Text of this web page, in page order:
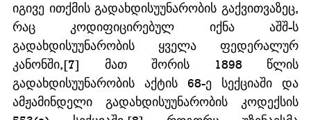
იგივე ითქმის გადახდისუუნარობის გაქვითვაზეც,
რაც კოდიფიცირებულ იქნა აშშ-ს
გადახდისუუნარობის ყველა ფედერალურ
კანონში,[7] მათ შორის 1898 წლის
გადახდისუუნარობის აქტის 68-ე სექციაში და
ამჟამინდელი გადახდისუუნარობის კოდექსის